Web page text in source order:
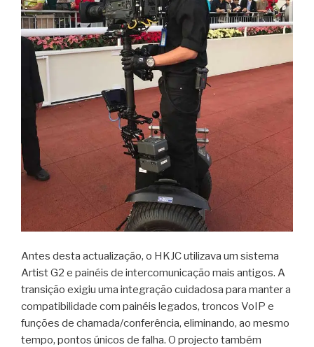
Antes desta actualização, o HKJC utilizava um sistema
Artist G2 e painéis de intercomunicação mais antigos. A
transição exigiu uma integração cuidadosa para manter a
compatibilidade com painéis legados, troncos VoIP e
funções de chamada/conferência, eliminando, ao mesmo
tempo, pontos únicos de falha. O projecto também